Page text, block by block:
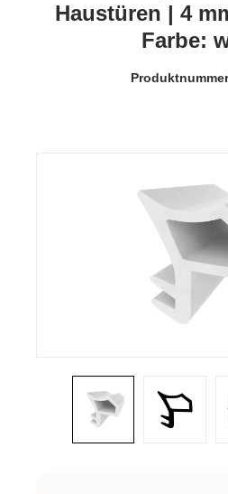
Haustüren | 4
Farbe: